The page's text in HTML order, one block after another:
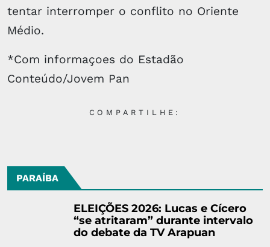
tentar interromper o conflito no Oriente
Médio.
*Com informaçoes do Estadão
Conteúdo/Jovem Pan
COMPARTILHE:
PARAÍBA
ELEIÇÕES 2026: Lucas e Cícero
“se atritaram” durante intervalo
do debate da TV Arapuan